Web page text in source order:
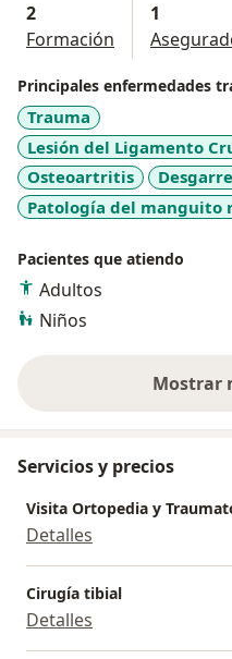
2
Formación
1
Principales enfermedades
Trauma
Lesión del Ligamento
Osteoartritis
Patología del manguito
Pacientes que atiendo
Adultos
Niños
Mostrar
Servicios y precios
Visita Ortopedia y
Detalles
Cirugía tibial
Detalles